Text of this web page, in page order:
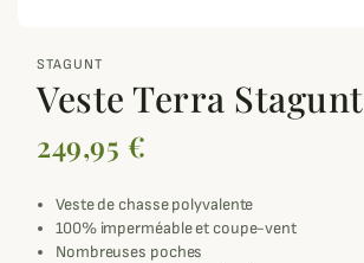
STAGUNT
Veste Terra Stagunt
249,95 €
Veste de chasse polyvalente
100% imperméable et coupe-vent
Nombreuses poches